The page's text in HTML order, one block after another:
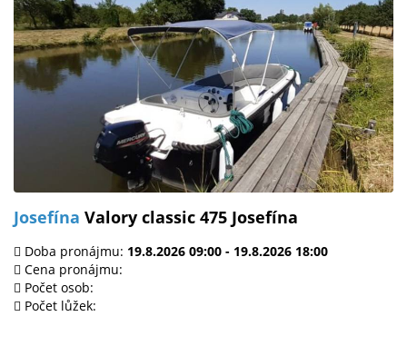
Josefína Valory classic 475 Josefína
Doba pronájmu: 19.8.2026 09:00 - 19.8.2026 18:00
Cena pronájmu:
Počet osob:
Počet lůžek: